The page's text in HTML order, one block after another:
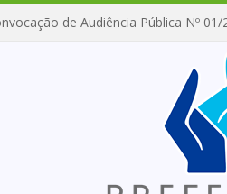
de Audiência Pública Nº 01/